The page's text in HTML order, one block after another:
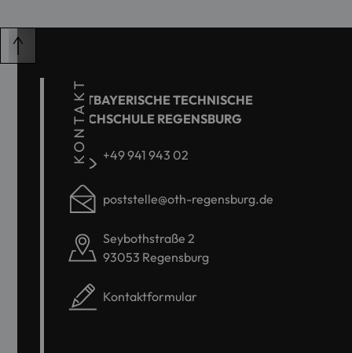
KONTAKT
OSTBAYERISCHE TECHNISCHE
HOCHSCHULE REGENSBURG
+49 941 943 02
poststelle@oth-regensburg.de
Seybothstraße 2
93053 Regensburg
Kontaktformular